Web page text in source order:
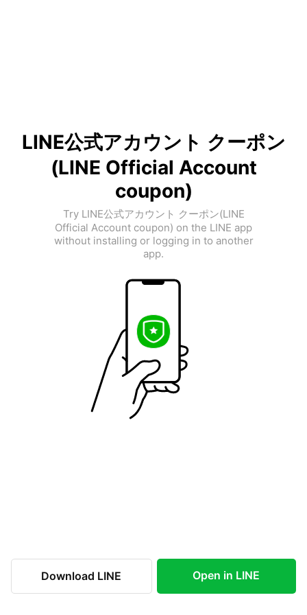
LINE公式アカウント クーポン
(LINE Official Account
coupon)
Try LINE公式アカウント クーポン(LINE
Official Account coupon) on the LINE app
without installing or logging in to another
app.
Download LINE Open in LINE